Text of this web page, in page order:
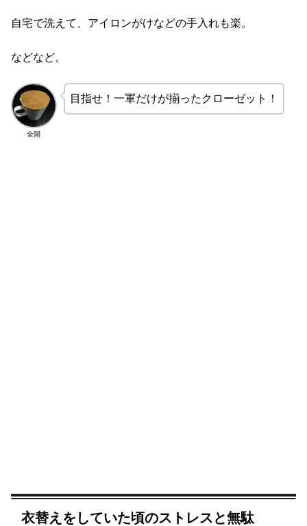
自宅で洗えて、アイロンがけなどの手入れも楽。
などなど。
全開
目指せ！一軍だけが揃ったクローゼット！
衣替えをしていた頃のストレスと無駄